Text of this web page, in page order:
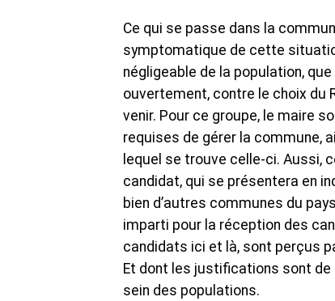
Ce qui se passe dans la
symptomatique de cette
négligeable de la population,
ouvertement, contre le choix du
venir. Pour ce groupe, le maire
requises de gérer la commune,
lequel se trouve celle-ci. Aussi,
candidat, qui se présentera en
bien d’autres communes du
imparti pour la réception des
candidats ici et là, sont perçus
Et dont les justifications sont de
sein des populations.